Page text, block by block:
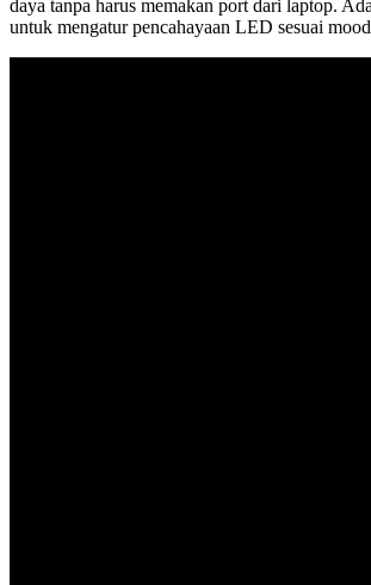
daya tanpa harus memakan port dari laptop.
untuk mengatur pencahayaan LED sesuai